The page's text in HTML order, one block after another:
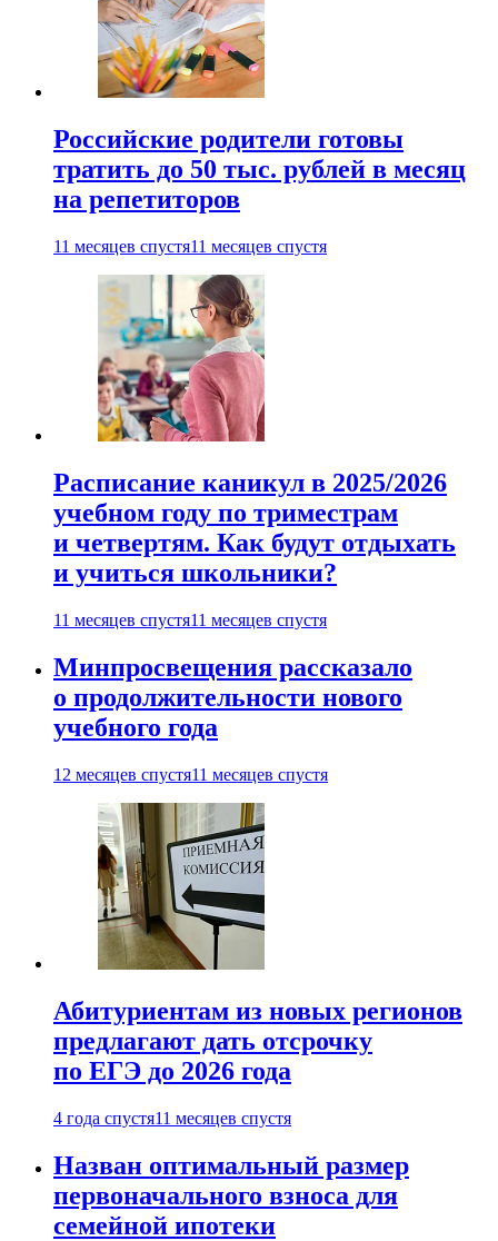
Российские родители готовы
тратить до 50 тыс. рублей в месяц
на репетиторов
11 месяцев спустя11 месяцев спустя
Расписание каникул в 2025/2026
учебном году по триместрам
и четвертям. Как будут отдыхать
и учиться школьники?
11 месяцев спустя11 месяцев спустя
Минпросвещения рассказало
о продолжительности нового
учебного года
12 месяцев спустя11 месяцев спустя
Абитуриентам из новых регионов
предлагают дать отсрочку
по ЕГЭ до 2026 года
4 года спустя11 месяцев спустя
Назван оптимальный размер
первоначального взноса для
семейной ипотеки